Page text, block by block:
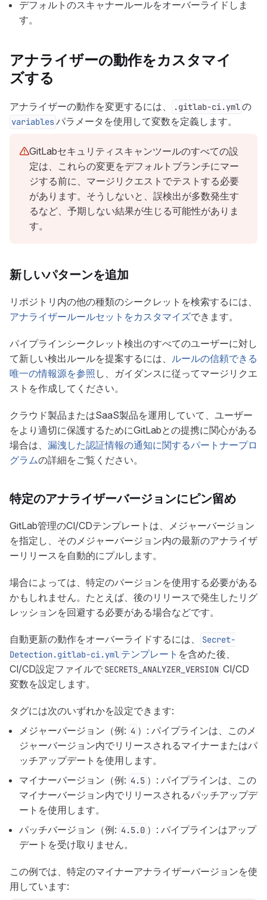
デフォルトのスキャナールールをオーバーライドしま
す。
アナライザーの動作をカスタマイ
ズする
アナライザーの動作を変更するには、 .gitlab-ci.ymlの
variablesパラメータを使用して変数を定義します。
GitLabセキュリティスキャンツールのすべての設
定は、これらの変更をデフォルトブランチにマー
ジする前に、マージリクエストでテストする必要
があります。そうしないと、誤検出が多数発生す
るなど、予期しない結果が生じる可能性がありま
す。
新しいパターンを追加
リポジトリ内の他の種類のシークレットを検索するには、
アナライザールールセットをカスタマイズできます。
パイプラインシークレット検出のすべてのユーザーに対し
て新しい検出ルールを提案するには、 ルールの信頼できる
唯一の情報源を参照 し、ガイダンスに従ってマージリクエ
ストを作成してください。
クラウド製品またはSaaS製品を運用していて、ユーザー
をより適切に保護するためにGitLabとの提携に関心がある
場合は、 漏洩した認証情報の通知に関するパートナープロ
グラムの詳細をご覧ください。
特定のアナライザーバージョンにピン留め
GitLab管理のCI/CDテンプレートは、メジャーバージョン
を指定し、そのメジャーバージョン内の最新のアナライザ
ーリリースを自動的にプルします。
場合によっては、特定のバージョンを使用する必要がある
かもしれません。たとえば、後のリリースで発生したリグ
レッションを回避する必要がある場合などです。
自動更新の動作をオーバーライドするには、
Secret-
Detection.gitlab-ci.yml テンプレート を含めた後、
CI/CD設定ファイルで SECRETS_ANALYZER_VERSION CI/CD
変数を設定します。
タグには次のいずれかを設定できます:
メジャーバージョン（例: 4 ）: パイプラインは、このメ
ジャーバージョン内でリリースされるマイナーまたはパ
ッチアップデートを使用します。
マイナーバージョン（例: 4.5 ）: パイプラインは、この
マイナーバージョン内でリリースされるパッチアップデ
ートを使用します。
パッチバージョン（例: 4.5.0 ）: パイプラインはアップ
デートを受け取りません。
この例では、特定のマイナーアナライザーバージョンを使
用しています: